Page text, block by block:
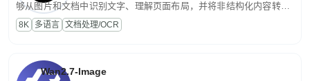
够从图片和文档中识别文字、理解页面布局，并将非结构化内容转换
为便于存储、检索和二次处理的结构化结果。
8K 多语言 文档处理/OCR
Wan2.7-Image